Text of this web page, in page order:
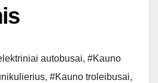
autobusai, #Kauno
, #Kauno troleibusai,